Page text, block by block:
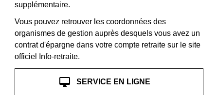
supplémentaire.
Vous pouvez retrouver les coordonnées des
organismes de gestion auprès desquels vous avez un
contrat d'épargne dans votre compte retraite sur le site
officiel Info-retraite.
desktop_mac SERVICE EN LIGNE